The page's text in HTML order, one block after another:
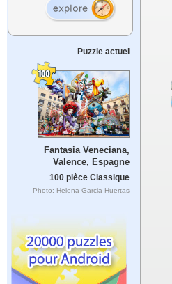
Puzzle actuel
Fantasia Veneciana,
Valence, Espagne
100 pièce Classique
Photo: Helena Garcia Huertas